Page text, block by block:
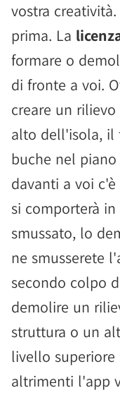
vostra
prima. La
formare o
di fronte a voi.
creare un
alto dell'isola, il
buche nel
davanti a voi
si comporterà
smussato, lo
ne smusserete
secondo colpo
demolire un
struttura o un
livello superiore
altrimenti l'app